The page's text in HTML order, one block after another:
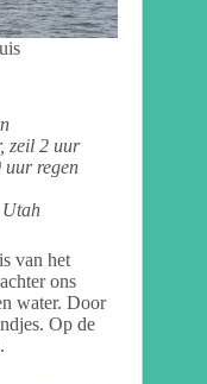
zeil 2 uur
uur regen
Utah
van het
ons
water. Door
Op de